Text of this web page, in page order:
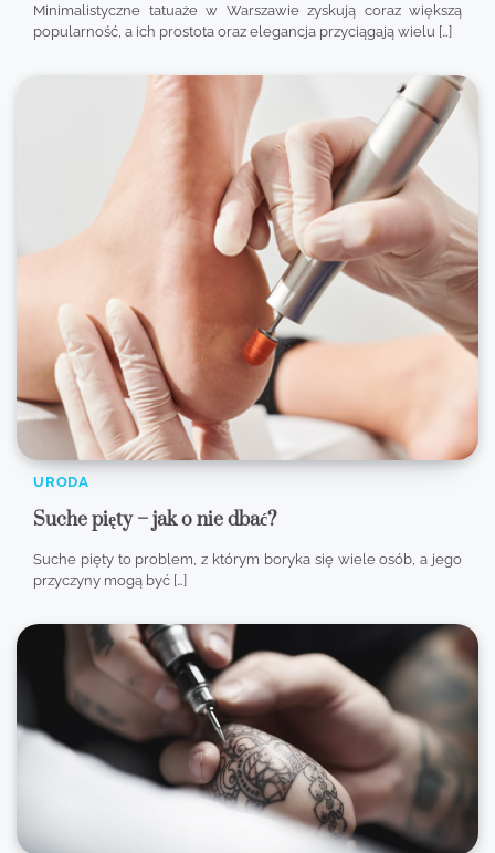
Minimalistyczne tatuaże w Warszawie zyskują coraz większą
popularność, a ich prostota oraz elegancja przyciągają wielu […]
URODA
Suche pięty – jak o nie dbać?
Suche pięty to problem, z którym boryka się wiele osób, a jego
przyczyny mogą być […]